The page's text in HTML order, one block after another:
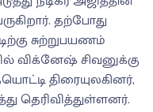
தற்போது
சுற்றுபயணம்
விக்னேஷ் சிவனுக்கு
திரையுலகினர்,
தெரிவித்துள்ளனர்.